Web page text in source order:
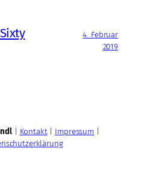
4. Februar
2019
| Kontakt| Impressum